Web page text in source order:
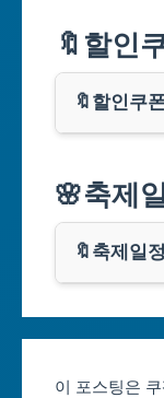
부산광역
대구광역
인천광역시
광주광역시
대전광역
🔖할인
🔖할인쿠
쿠팡
클룩
🌸축제
🔖축제일
이 포스팅은